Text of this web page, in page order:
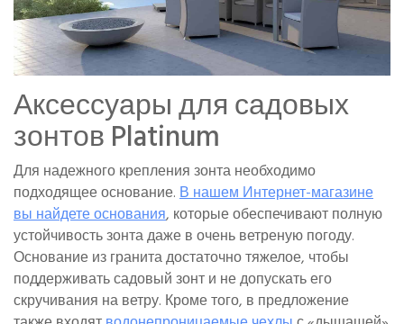
Аксессуары для садовых
зонтов Platinum
Для надежного крепления зонта необходимо
подходящее основание.В нашем Интернет-магазине
вы найдете основания, которые обеспечивают полную
устойчивость зонта даже в очень ветреную погоду.
Основание из гранита достаточно тяжелое, чтобы
поддерживать садовый зонт и не допускать его
скручивания на ветру. Кроме того, в предложение